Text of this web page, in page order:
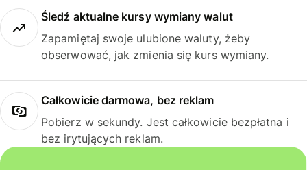
Śledź aktualne kursy wymiany walut
Zapamiętaj swoje ulubione waluty, żeby
obserwować, jak zmienia się kurs wymiany.
Całkowicie darmowa, bez reklam
Pobierz w sekundy. Jest całkowicie bezpłatna i
bez irytujących reklam.